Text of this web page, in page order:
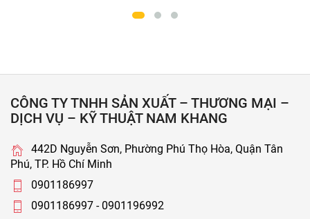
CÔNG TY TNHH SẢN XUẤT – THƯƠNG MẠI –
DỊCH VỤ – KỸ THUẬT NAM KHANG
442D Nguyễn Sơn, Phường Phú Thọ Hòa, Quận Tân
Phú, TP. Hồ Chí Minh
0901186997
0901186997 - 0901196992